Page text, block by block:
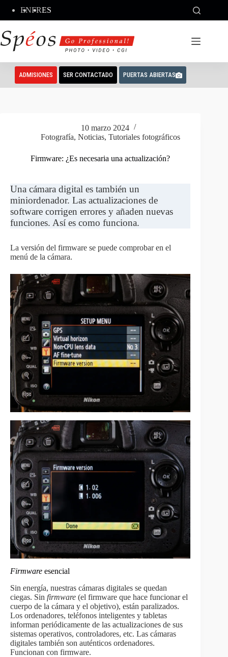
contenido
ENFRES
ADMISIONES SER CONTACTADO PUERTAS ABIERTAS
10 marzo 2024
Fotografía,Noticias,Tutoriales fotográficos
Firmware: ¿Es necesaria una actualización?
Una cámara digital es también un
miniordenador. Las actualizaciones de
software corrigen errores y añaden nuevas
funciones. Así es como funciona.
La versión del firmware se puede comprobar en el
menú de la cámara.
Firmware esencial
Sin energía, nuestras cámaras digitales se quedan
ciegas. Sin firmware (el firmware que hace funcionar el
cuerpo de la cámara y el objetivo), están paralizados.
Los ordenadores, teléfonos inteligentes y tabletas
informan periódicamente de las actualizaciones de sus
sistemas operativos, controladores, etc. Las cámaras
digitales también son auténticos ordenadores.
Funcionan con firmware.